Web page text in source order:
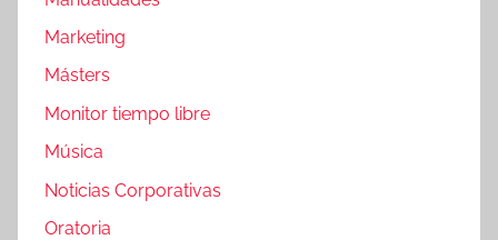
Marketing
Másters
Monitor tiempo libre
Música
Noticias Corporativas
Oratoria